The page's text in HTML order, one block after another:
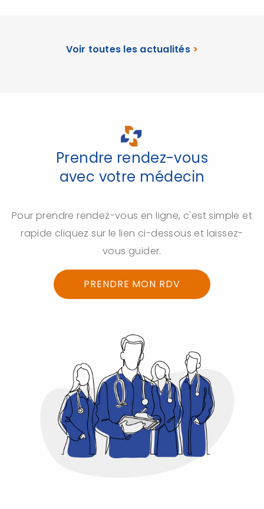
Voir toutes les actualités >
Prendre rendez-vous
avec votre médecin
Pour prendre rendez-vous en ligne, c'est simple et
rapide cliquez sur le lien ci-dessous et laissez-
vous guider.
PRENDRE MON RDV